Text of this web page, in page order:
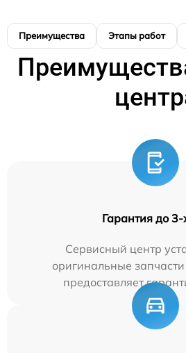
Преимущества Этапы работ
Гарантия до 3-
Сервисный центр
оригинальные
предоставляет